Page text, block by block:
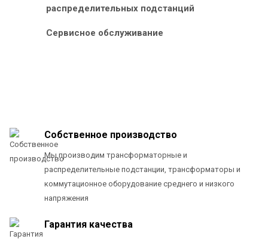
распределительных подстанций
Сервисное обслуживание
Собственное производство
Мы производим трансформаторные и
распределительные подстанции, трансформаторы и
коммутационное оборудование среднего и низкого
напряжения
Гарантия качества